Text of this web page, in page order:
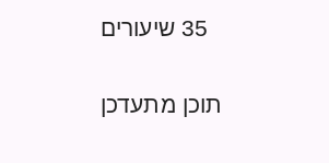
35 שיעורים
תוכן מתעדכן